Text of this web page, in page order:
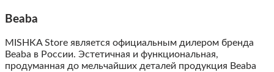
Beaba
MISHKA Store является официальным дилером бренда
Beaba в России. Эстетичная и функциональная,
продуманная до мельчайших деталей продукция Beaba